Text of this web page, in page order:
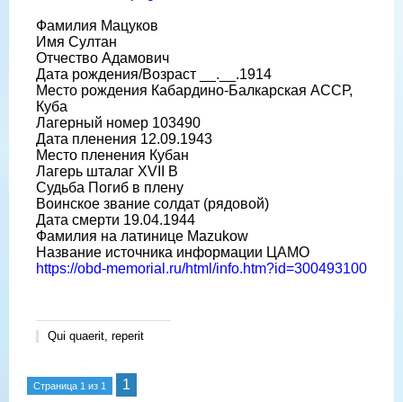
Фамилия Мацуков
Имя Султан
Отчество Адамович
Дата рождения/Возраст __.__.1914
Место рождения Кабардино-Балкарская АССР,
Куба
Лагерный номер 103490
Дата пленения 12.09.1943
Место пленения Кубан
Лагерь шталаг XVII B
Судьба Погиб в плену
Воинское звание солдат (рядовой)
Дата смерти 19.04.1944
Фамилия на латинице Mazukow
Название источника информации ЦАМО
https://obd-memorial.ru/html/info.htm?id=300493100
Qui quaerit, reperit
Страница 1 из 1 1